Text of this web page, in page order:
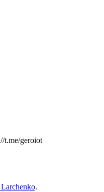
t.me/geroiot
.